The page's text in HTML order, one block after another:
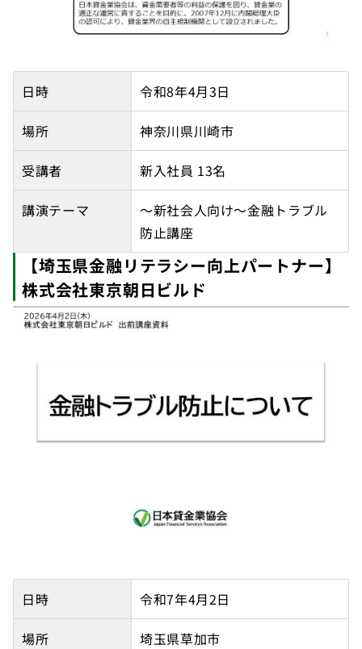
関越ソフトウェア株式会社の講師派遣実績詳細
日時 令和8年4月3日
場所 神奈川県川崎市
受講者 新入社員 13名
講演テーマ
～新社会人向け～金融トラブル
防止講座
【埼玉県金融リテラシー向上パートナー】
株式会社東京朝日ビルド
【埼玉県金融リテラシー向上パートナー】株式会社東京
日時 令和7年4月2日
場所 埼玉県草加市